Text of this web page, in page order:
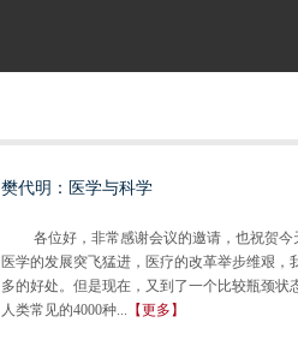
樊代明：医学与科学
各位好，非常感谢会议的邀请，也祝贺今
医学的发展突飞猛进，医疗的改革举步维艰，
多的好处。但是现在，又到了一个比较瓶
人类常见的4000种... 【更多】